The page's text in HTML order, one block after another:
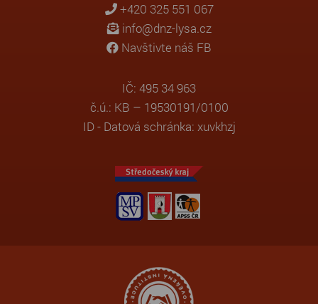
+420 325 551 067
info@dnz-lysa.cz
Navštivte náš FB
IČ: 495 34 963
č.ú.: KB – 19530191/0100
ID - Datová schránka: xuvkhzj